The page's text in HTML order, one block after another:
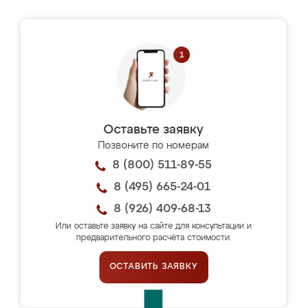
Оставьте заявку
Позвоните по номерам
8 (800) 511-89-55
8 (495) 665-24-01
8 (926) 409-68-13
Или оставьте заявку на сайте для консультации и
предварительного расчёта стоимости.
ОСТАВИТЬ ЗАЯВКУ